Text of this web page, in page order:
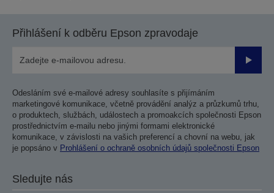
Přihlášení k odběru Epson zpravodaje
Odesláním své e-mailové adresy souhlasíte s přijímáním
marketingové komunikace, včetně provádění analýz a průzkumů trhu,
o produktech, službách, událostech a promoakcích společnosti Epson
prostřednictvím e-mailu nebo jinými formami elektronické
komunikace, v závislosti na vašich preferencí a chovní na webu, jak
je popsáno v Prohlášení o ochraně osobních údajů společnosti Epson
Sledujte nás